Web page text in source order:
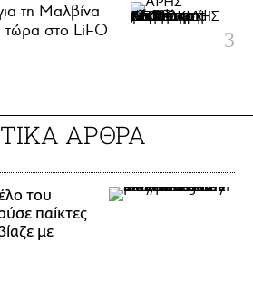
τη Μαλβίνα
τώρα στo LiFO
ΑΡΘΡΑ
του
παίκτες
με